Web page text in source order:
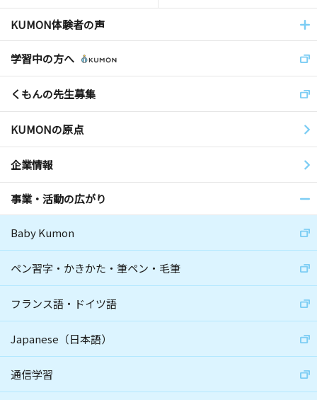
KUMON体験者の声
学習中の方へ
くもんの先生募集
KUMONの原点
企業情報
事業・活動の広がり
Baby Kumon
ペン習字・かきかた・筆ペン・毛筆
フランス語・ドイツ語
Japanese（日本語）
通信学習